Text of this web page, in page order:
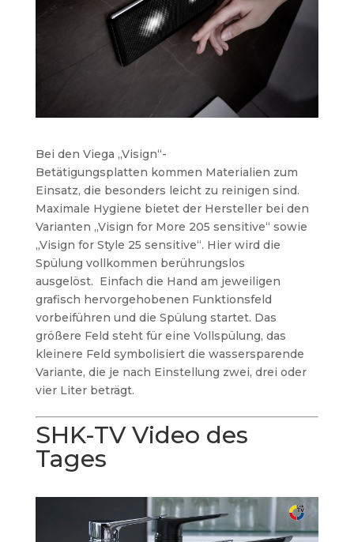
Bei den Viega „Visign“-
Betätigungsplatten kommen Materialien zum
Einsatz, die besonders leicht zu reinigen sind.
Maximale Hygiene bietet der Hersteller bei den
Varianten „Visign for More 205 sensitive“ sowie
„Visign for Style 25 sensitive“. Hier wird die
Spülung vollkommen berührungslos
ausgelöst. Einfach die Hand am jeweiligen
grafisch hervorgehobenen Funktionsfeld
vorbeiführen und die Spülung startet. Das
größere Feld steht für eine Vollspülung, das
kleinere Feld symbolisiert die wassersparende
Variante, die je nach Einstellung zwei, drei oder
vier Liter beträgt.
SHK-TV Video des
Tages